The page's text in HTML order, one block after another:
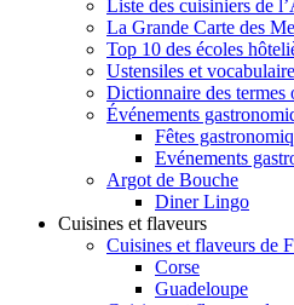
Liste des cuisiniers de
La Grande Carte des
Top 10 des écoles
Ustensiles et
Dictionnaire des termes
Événements
Fêtes
Evénements
Argot de Bouche
Diner Lingo
Cuisines et flaveurs
Cuisines et flaveurs de
Corse
Guadeloupe